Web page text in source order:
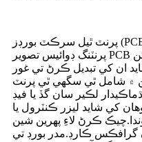
پرنٽ ٿيل سرڪٽ بورڊز (PCBs) جي باري ۾ جيڪڏهن توهان جي
پرنٽنگ ڊوائيس تصوير PCB جي ناڪامي جي معمولي علامتن
ان کي تبديل ڪرڻ تي غور
۾ شامل ٿي سگھي ٿي پرنٽ
لڪير سان گڏ يا فيڊ
کي شايد ليزر ڪنٽرول يا
ڪرڻ لاءِ پهرين شين
ڪارڊ.مدر بورڊ تي